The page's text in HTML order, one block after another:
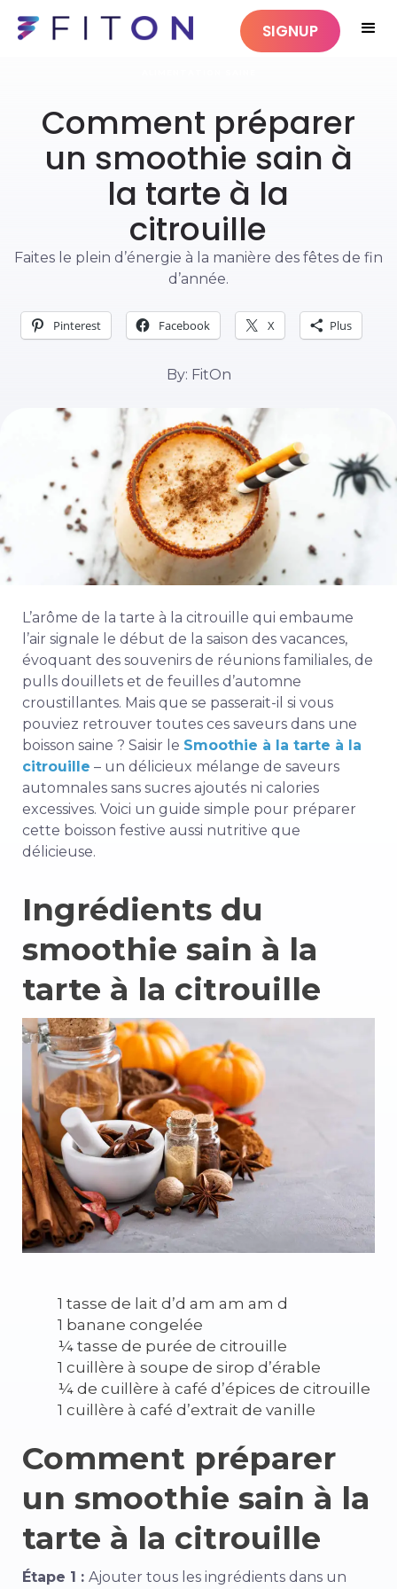
SIGNUP
Comment préparer
un smoothie sain à
la tarte à la
citrouille
Faites le plein d’énergie à la manière des fêtes de fin
d’année.
Pinterest Facebook X Plus
By: FitOn
L’arôme de la tarte à la citrouille qui embaume
l’air signale le début de la saison des vacances,
évoquant des souvenirs de réunions familiales, de
pulls douillets et de feuilles d’automne
croustillantes. Mais que se passerait-il si vous
pouviez retrouver toutes ces saveurs dans une
boisson saine ? Saisir le Smoothie à la tarte à la
citrouille – un délicieux mélange de saveurs
automnales sans sucres ajoutés ni calories
excessives. Voici un guide simple pour préparer
cette boisson festive aussi nutritive que
délicieuse.
Ingrédients du
smoothie sain à la
tarte à la citrouille
1 tasse de lait d’d am am am d
1 banane congelée
¼ tasse de purée de citrouille
1 cuillère à soupe de sirop d’érable
¼ de cuillère à café d’épices de citrouille
1 cuillère à café d’extrait de vanille
Comment préparer
un smoothie sain à la
tarte à la citrouille
Étape 1 : Ajouter tous les ingrédients dans un